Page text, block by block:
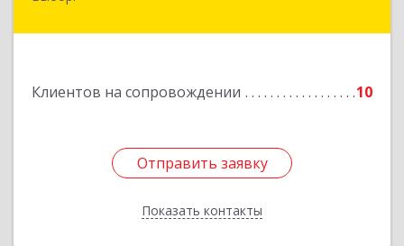
Клиентов на сопровождении 10
Отправить заявку
Показать контакты
Отправить заявку
Назад